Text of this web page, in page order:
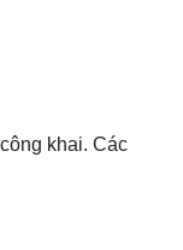
khai. Các